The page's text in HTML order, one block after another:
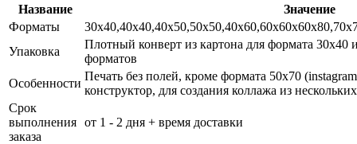
Название
Значение
Форматы
Упаковка
Плотный конверт из картона для формата 30х40
форматов
Особенности
Печать без полей, кроме формата 50х70
конструктор, для создания коллажа из
Срок
выполнения
заказа
от 1 - 2 дня + время доставки